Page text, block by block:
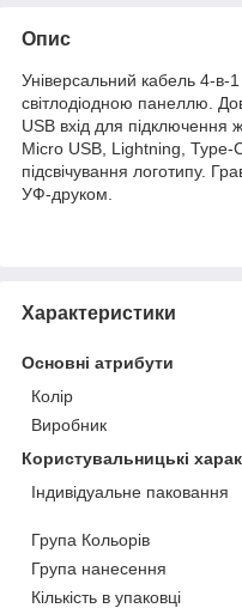
Опис
Універсальний кабель 4-в-1
світлодіодною панеллю.
USB вхід для підключення
Micro USB, Lightning, Type-
підсвічування логотипу.
УФ-друком.
Характеристики
Основні атрибути
Колір
Виробник
Користувальницькі
Індивідуальне паковання
Група Кольорів
Група нанесення
Кількість в упаковці